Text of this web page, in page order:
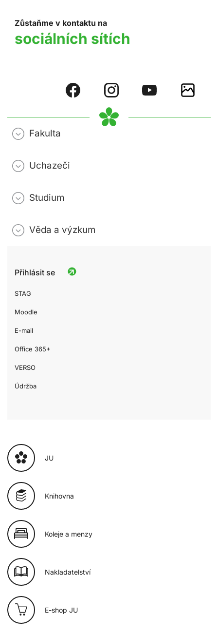
Zůstaňme v kontaktu na
sociálních sítích
Fakulta
Uchazeči
Studium
Věda a výzkum
Přihlásit se
STAG
Moodle
E-mail
Office 365+
VERSO
Údržba
JU
Knihovna
Koleje a menzy
Nakladatelství
E-shop JU